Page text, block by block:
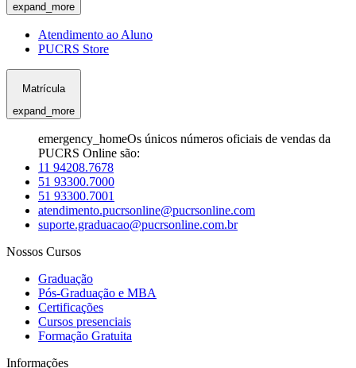
expand_more
Atendimento ao Aluno
PUCRS Store
Matrícula
expand_more
emergency_homeOs únicos números oficiais de vendas da
PUCRS Online são:
11 94208.7678
51 93300.7000
51 93300.7001
atendimento.pucrsonline@pucrsonline.com
suporte.graduacao@pucrsonline.com.br
Nossos Cursos
Graduação
Pós-Graduação e MBA
Certificações
Cursos presenciais
Formação Gratuita
Informações